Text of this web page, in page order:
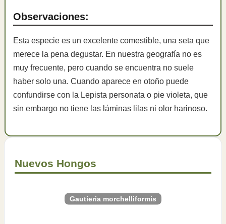
Observaciones:
Esta especie es un excelente comestible, una seta que
merece la pena degustar. En nuestra geografía no es
muy frecuente, pero cuando se encuentra no suele
haber solo una. Cuando aparece en otoño puede
confundirse con la Lepista personata o pie violeta, que
sin embargo no tiene las láminas lilas ni olor harinoso.
Nuevos Hongos
Gautieria morchelliformis